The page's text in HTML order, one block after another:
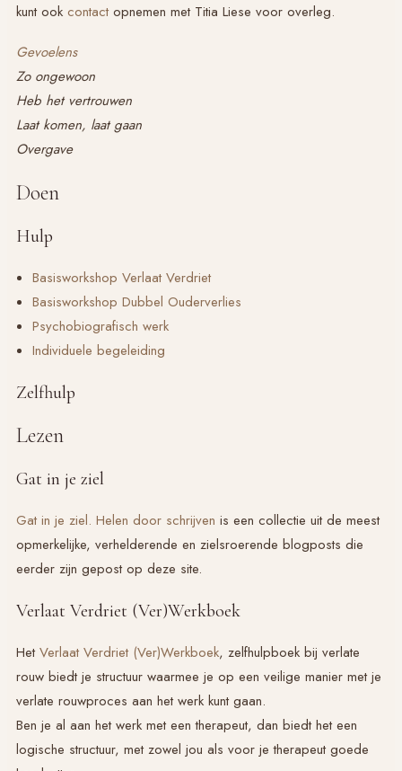
kunt ook contact opnemen met Titia Liese voor overleg.
Gevoelens
Zo ongewoon
Heb het vertrouwen
Laat komen, laat gaan
Overgave
Doen
Hulp
Basisworkshop Verlaat Verdriet
Basisworkshop Dubbel Ouderverlies
Psychobiografisch werk
Individuele begeleiding
Zelfhulp
Lezen
Gat in je ziel
Gat in je ziel. Helen door schrijven is een collectie uit de meest
opmerkelijke, verhelderende en zielsroerende blogposts die
eerder zijn gepost op deze site.
Verlaat Verdriet (Ver)Werkboek
HetVerlaat Verdriet (Ver)Werkboek, zelfhulpboek bij verlate
rouw biedt je structuur waarmee je op een veilige manier met je
verlate rouwproces aan het werk kunt gaan.
Ben je al aan het werk met een therapeut, dan biedt het een
logische structuur, met zowel jou als voor je therapeut goede